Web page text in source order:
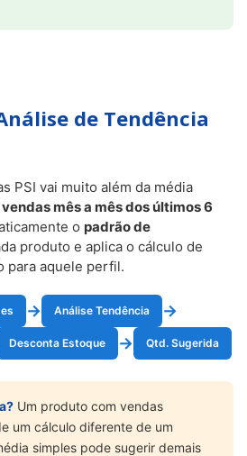
de Tendência
PSI vai muito além da média
vendas mês a mês dos últimos 6
o padrão de
produto e aplica o cálculo de
para aquele perfil.
→ Análise Tendência →
Desconta Estoque → Qtd. Sugerida
Um produto com vendas
um cálculo diferente de um
simples pode sugerir demais